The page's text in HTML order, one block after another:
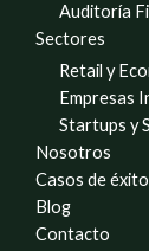
Auditoría
Sectores
Retail y
Empresas
Startups y
Nosotros
Casos de éxito
Blog
Contacto